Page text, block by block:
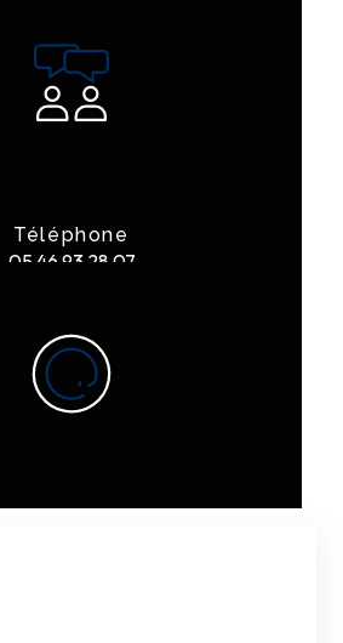
Téléphone
05 46 93 28 07